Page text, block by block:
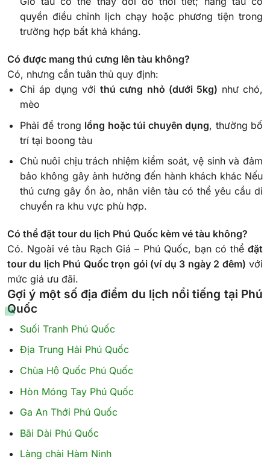
quyền điều chỉnh lịch chạy hoặc phương tiện trong
trường hợp bất khả kháng.
Có được mang thú cưng lên tàu không?
Có, nhưng cần tuân thủ quy định:
Chỉ áp dụng vớithú cưng nhỏ (dưới 5kg) như chó,
mèo
Phải để trong lồng hoặc túi chuyên dụng, thường bố
trí tại boong tàu
Chủ nuôi chịu trách nhiệm kiểm soát, vệ sinh và đảm
bảo không gây ảnh hưởng đến hành khách khác Nếu
thú cưng gây ồn ào, nhân viên tàu có thể yêu cầu di
chuyển ra khu vực phù hợp.
Có thể đặt tour du lịch Phú Quốc kèm vé tàu không?
Có. Ngoài vé tàu Rạch Giá – Phú Quốc, bạn có thể đặt
tour du lịch Phú Quốc trọn gói (ví dụ 3 ngày 2 đêm) với
mức giá ưu đãi.
Gợi ý một số địa điểm du lịch nổi tiếng tại Phú
Quốc
Suối Tranh Phú Quốc
Địa Trung Hải Phú Quốc
Chùa Hộ Quốc Phú Quốc
Hòn Móng Tay Phú Quốc
Ga An Thới Phú Quốc
Bãi Dài Phú Quốc
Làng chài Hàm Ninh